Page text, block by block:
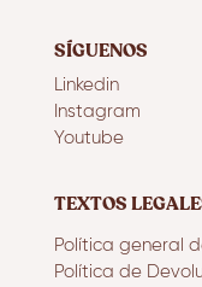
SÍGUENOS
Linkedin
Instagram
Youtube
TEXTOS
Política general
Política de